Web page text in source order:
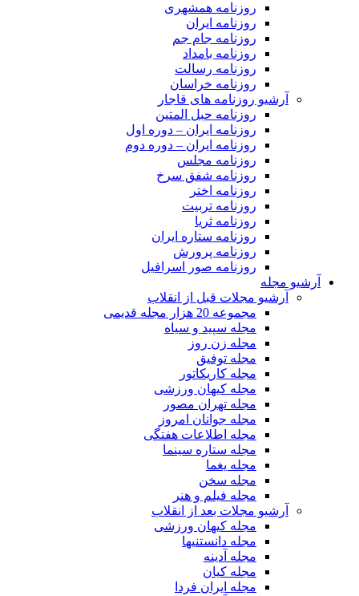
روزنامه همشهری
روزنامه ایران
روزنامه جام جم
روزنامه بامداد
روزنامه رسالت
روزنامه خراسان
آرشیو روزنامه های قاجار
روزنامه حبل المتین
روزنامه ایران – دوره اول
روزنامه ایران – دوره دوم
روزنامه مجلس
روزنامه شفق سرخ
روزنامه اختر
روزنامه تربیت
روزنامه ثریا
روزنامه ستاره ایران
روزنامه پرورش
روزنامه صور اسرافیل
آرشیو مجله
آرشیو مجلات قبل از انقلاب
مجموعه 20 هزار مجله قدیمی
مجله سپید و سیاه
مجله زن روز
مجله توفیق
مجله کاریکاتور
مجله کیهان ورزشی
مجله تهران مصور
مجله جوانان امروز
مجله اطلاعات هفتگی
مجله ستاره سینما
مجله یغما
مجله سخن
مجله فیلم و هنر
آرشیو مجلات بعد از انقلاب
مجله کیهان ورزشی
مجله دانستنیها
مجله آدینه
مجله کیان
مجله ایران فردا